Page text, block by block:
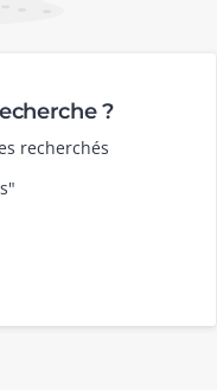
?
recherchés